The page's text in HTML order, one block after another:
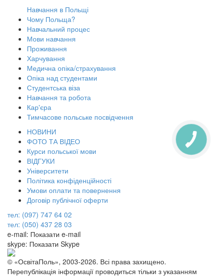
Навчання в Польщі
Чому Польща?
Навчальний процес
Мови навчання
Проживання
Харчування
Медична опіка/страхування
Опіка над студентами
Студентська віза
Навчання та робота
Кар'єра
Тимчасове польське посвідчення
НОВИНИ
ФОТО ТА ВІДЕО
Курси польської мови
ВІДГУКИ
Університети
Політика конфіденційності
Умови оплати та повернення
Договір публічної оферти
тел: (097) 747 64 02
тел: (050) 437 28 03
e-mail: Показати e-mail
skype: Показати Skype
© «ОсвітаПоль», 2003-2026. Всі права захищено.
Перепублікація інформації проводиться тільки з указанням
КНОПКА
ЗВ'ЯЗКУ